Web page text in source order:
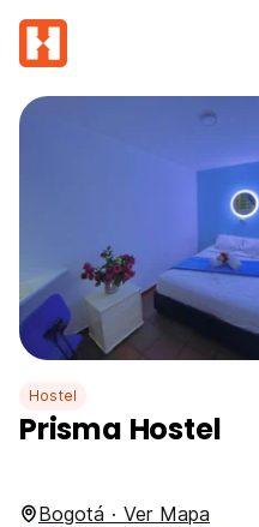
Hostel
Prisma Hostel
Bogotá · Ver Mapa